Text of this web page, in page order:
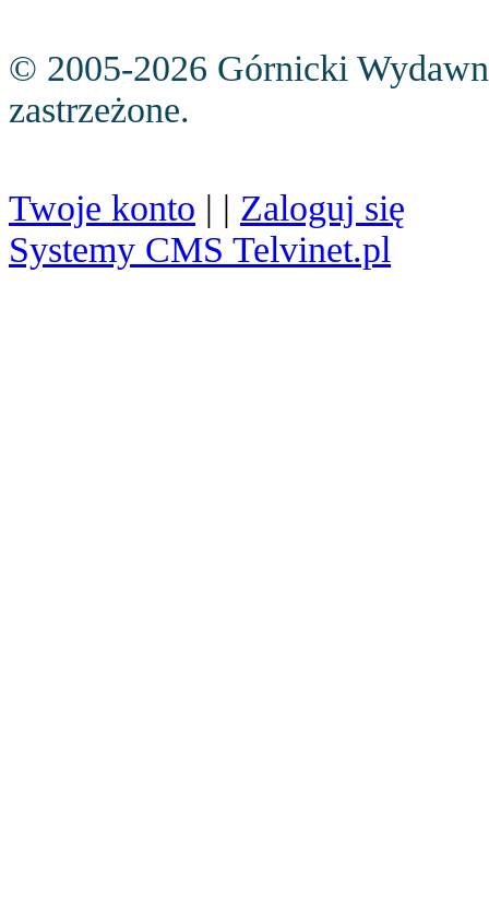
© 2005-2026 Górnicki
zastrzeżone.
Twoje konto
Zaloguj się
Systemy CMS Telvinet.pl